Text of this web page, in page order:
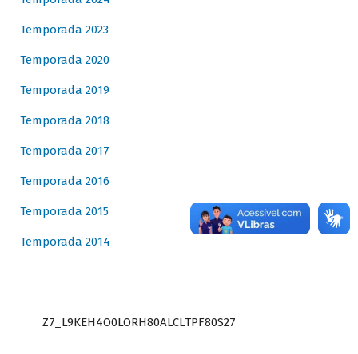
Temporada 2023
Temporada 2020
Temporada 2019
Temporada 2018
Temporada 2017
Temporada 2016
Temporada 2015
Temporada 2014
Z7_L9KEH4O0LORH80ALCLTPF80S27